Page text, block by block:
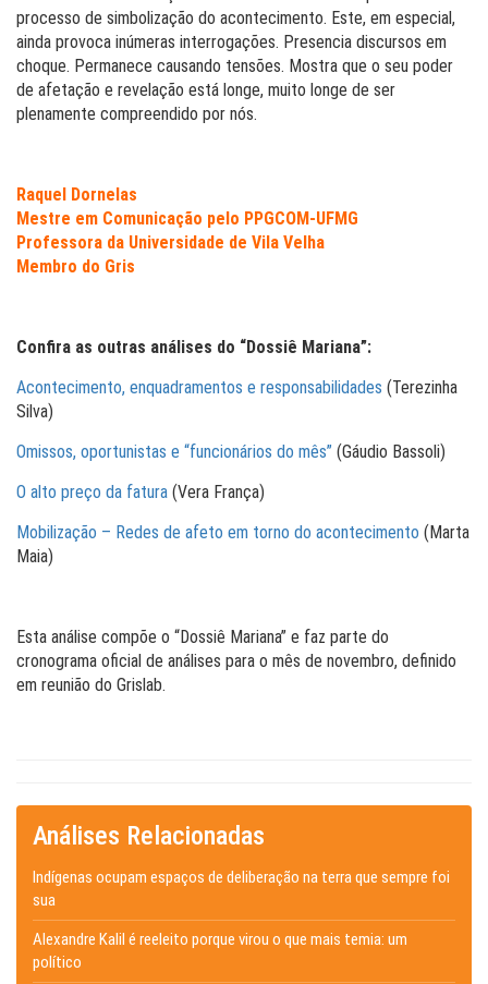
processo de simbolização do acontecimento. Este, em especial,
ainda provoca inúmeras interrogações. Presencia discursos em
choque. Permanece causando tensões. Mostra que o seu poder
de afetação e revelação está longe, muito longe de ser
plenamente compreendido por nós.
Raquel Dornelas
Mestre em Comunicação pelo PPGCOM-UFMG
Professora da Universidade de Vila Velha
Membro do Gris
Confira as outras análises do “Dossiê Mariana”:
Acontecimento, enquadramentos e responsabilidades (Terezinha
Silva)
Omissos, oportunistas e “funcionários do mês” (Gáudio Bassoli)
O alto preço da fatura (Vera França)
Mobilização – Redes de afeto em torno do acontecimento (Marta
Maia)
Esta análise compõe o “Dossiê Mariana” e faz parte do
cronograma oficial de análises para o mês de novembro, definido
em reunião do Grislab.
Análises Relacionadas
Indígenas ocupam espaços de deliberação na terra que sempre foi
sua
Alexandre Kalil é reeleito porque virou o que mais temia: um
político